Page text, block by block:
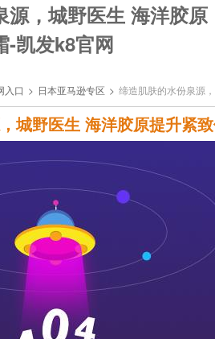
源，城野医生 海洋胶原
-凯发k8官网
入口 > 日本亚马逊专区 > 缔造肌肤的水份泉源
城野医生 海洋胶原提升紧